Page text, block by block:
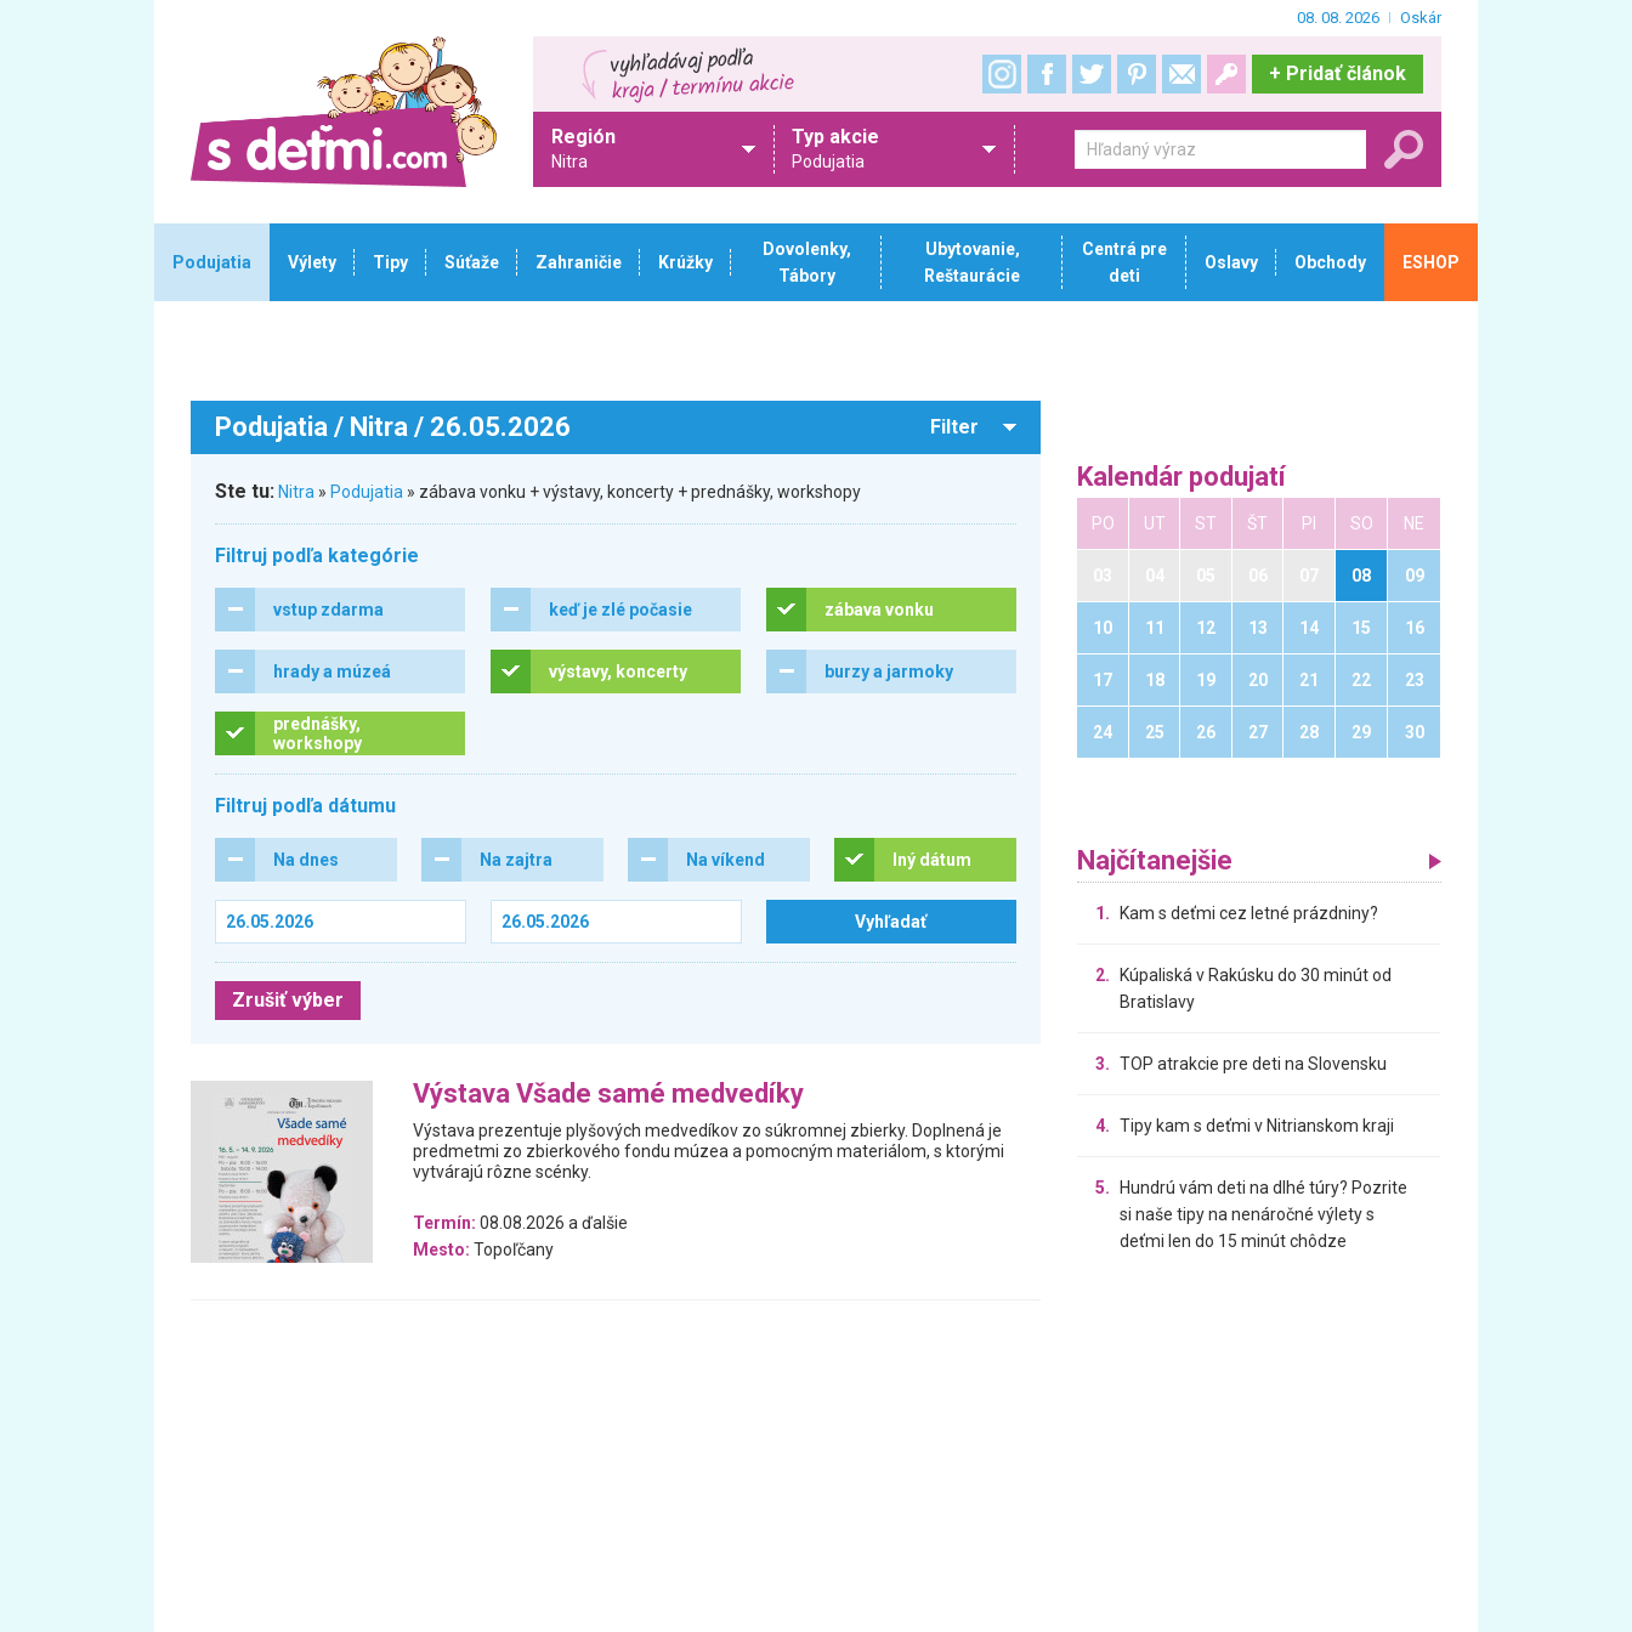
08. 08. 2026 Oskár
+ Pridať článok
Región
Nitra
Typ akcie
Podujatia
Podujatia Výlety Tipy Súťaže Zahraničie Krúžky
Dovolenky,
Tábory
Ubytovanie,
Reštaurácie
Centrá pre
deti
Oslavy Obchody ESHOP
Podujatia / Nitra / 26.05.2026 Filter
Ste tu: Nitra » Podujatia » zábava vonku + výstavy, koncerty + prednášky, workshopy
Filtruj podľa kategórie
vstup zdarma keď je zlé počasie zábava vonku
hrady a múzeá výstavy, koncerty burzy a jarmoky
prednášky,
workshopy
Filtruj podľa dátumu
Na dnes Na zajtra Na víkend Iný dátum
Zrušiť výber
Výstava Všade samé medvedíky
Výstava prezentuje plyšových medvedíkov zo súkromnej zbierky. Doplnená je
predmetmi zo zbierkového fondu múzea a pomocným materiálom, s ktorými
vytvárajú rôzne scénky.
Termín: 08.08.2026 a ďalšie
Mesto: Topoľčany
Kalendár podujatí
PO UT ST ŠT PI SO NE
08 09
10 11 12 13 14 15 16
17 18 19 20 21 22 23
24 25 26 27 28 29 30
Najčítanejšie
1. Kam s deťmi cez letné prázdniny?
2.
Kúpaliská v Rakúsku do 30 minút od
Bratislavy
3. TOP atrakcie pre deti na Slovensku
4. Tipy kam s deťmi v Nitrianskom kraji
5.
Hundrú vám deti na dlhé túry? Pozrite
si naše tipy na nenáročné výlety s
deťmi len do 15 minút chôdze